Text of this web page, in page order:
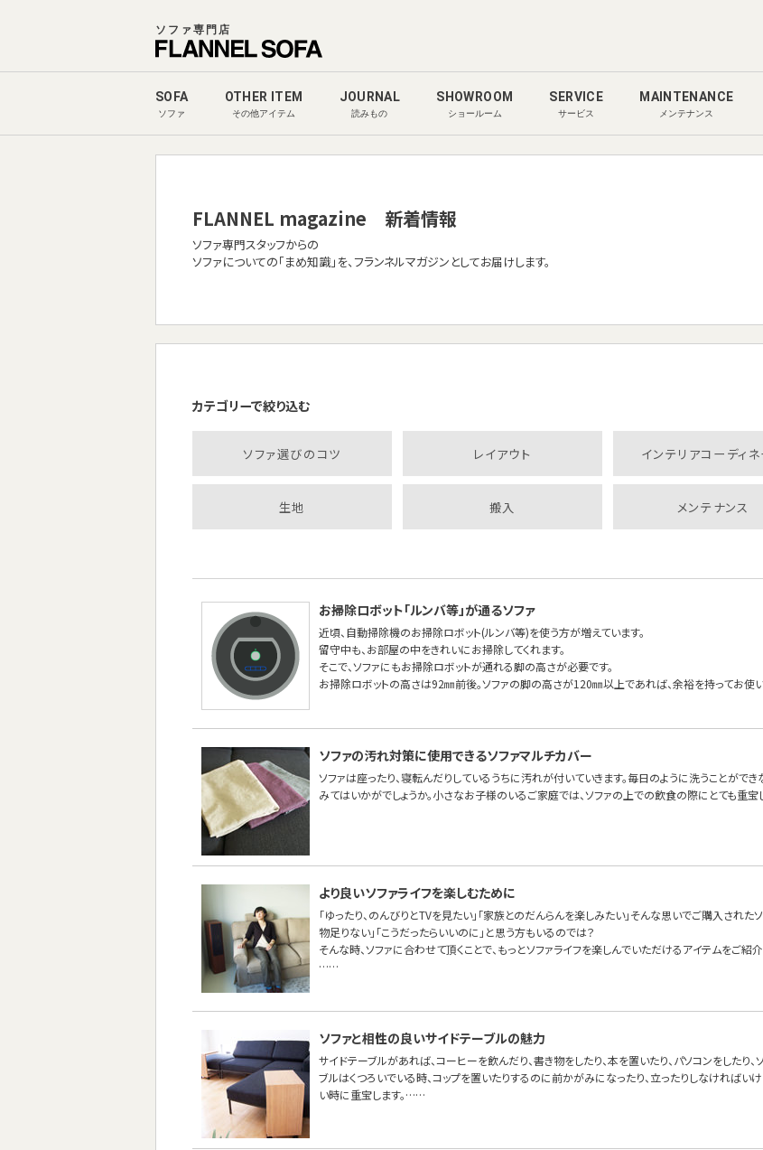
ソファ専門店
SOFA
ソファ
OTHER ITEM
その他アイテム
JOURNAL
読みもの
SHOWROOM
ショールーム
SERVICE
サービス
MAINTENANCE
メンテナンス
FLANNEL magazine 新着情報
ソファ専門スタッフからの
ソファについての「まめ知識」を、フランネルマガジンとしてお届けします。
カテゴリーで絞り込む
ソファ選びのコツ レイアウト インテリアコーディネ
生地 搬入 メンテナンス
お掃除ロボット「ルンバ等」が通るソファ
近頃、自動掃除機のお掃除ロボット(ルンバ等)を使う方が増えています。
留守中も、お部屋の中をきれいにお掃除してくれます。
そこで、ソファにもお掃除ロボットが通れる脚の高さが必要です。
お掃除ロボットの高さは92㎜前後。ソファの脚の高さが120㎜以上であれば、余裕を持ってお使
ソファの汚れ対策に使用できるソファマルチカバー
ソファは座ったり、寝転んだりしているうちに汚れが付いていきます。毎日のように洗うことがで
みてはいかがでしょうか。小さなお子様のいるご家庭では、ソファの上での飲食の際にとても重
より良いソファライフを楽しむために
「ゆったり、のんびりとTVを見たい」「家族とのだんらんを楽しみたい」そんな思いでご購入された
物足りない」「こうだったらいいのに」と思う方もいるのでは？
そんな時、ソファに合わせて頂くことで、もっとソファライフを楽しんでいただけるアイテムをご紹介
……
ソファと相性の良いサイドテーブルの魅力
サイドテーブルがあれば、コーヒーを飲んだり、書き物をしたり、本を置いたり、パソコンをしたり
ブルはくつろいでいる時、コップを置いたりするのに前かがみになったり、立ったりしなければい
い時に重宝します。……